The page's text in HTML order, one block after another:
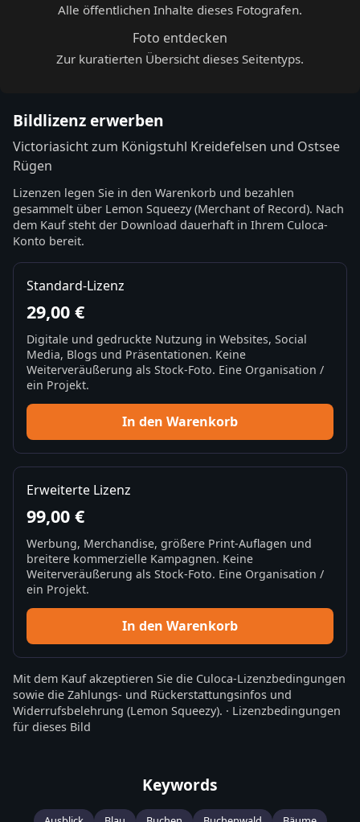
Alle öffentlichen Inhalte dieses Fotografen.
Foto entdecken
Zur kuratierten Übersicht dieses Seitentyps.
Bildlizenz erwerben
Victoriasicht zum Königstuhl Kreidefelsen und Ostsee
Rügen
Lizenzen legen Sie in den Warenkorb und bezahlen
gesammelt über Lemon Squeezy (Merchant of Record). Nach
dem Kauf steht der Download dauerhaft in Ihrem Culoca-
Konto bereit.
Standard-Lizenz
29,00 €
Digitale und gedruckte Nutzung in Websites, Social
Media, Blogs und Präsentationen. Keine
Weiterveräußerung als Stock-Foto. Eine Organisation /
ein Projekt.
In den Warenkorb
Erweiterte Lizenz
99,00 €
Werbung, Merchandise, größere Print-Auflagen und
breitere kommerzielle Kampagnen. Keine
Weiterveräußerung als Stock-Foto. Eine Organisation /
ein Projekt.
In den Warenkorb
Mit dem Kauf akzeptieren Sie die Culoca-Lizenzbedingungen
sowie die Zahlungs- und Rückerstattungsinfos und
Widerrufsbelehrung (Lemon Squeezy). · Lizenzbedingungen
für dieses Bild
Keywords